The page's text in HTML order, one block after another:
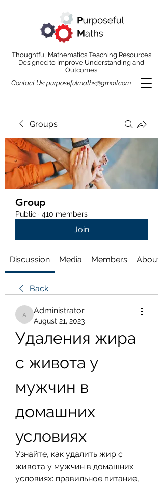
Thoughtful Mathematics Teaching Resources
Designed to Improve Understanding and
Outcomes
Contact Us: purposefulmaths@gmail.com
Groups
Group
Public · 410 members
Join
Discussion Media Members About
Back
Administrator
Administrator
August 21, 2023
Удаления жира
с живота у
мужчин в
домашних
условиях
Узнайте, как удалить жир с
живота у мужчин в домашних
условиях: правильное питание,